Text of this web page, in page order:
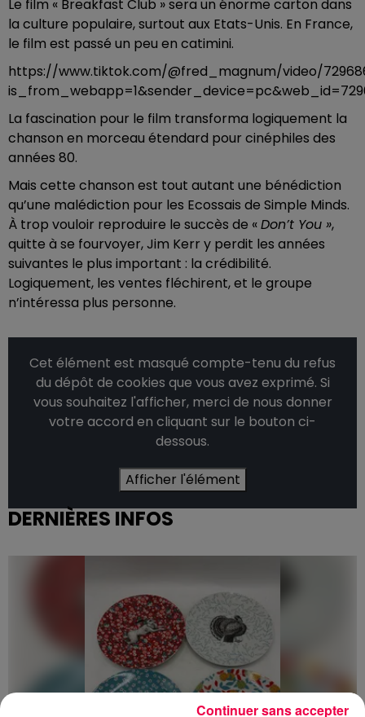
Le film « Breakfast Club » sera un énorme carton dans
la culture populaire, surtout aux Etats-Unis. En France,
le film est passé un peu en catimini.
https://www.tiktok.com/@fred_magnum/video/
La fascination pour le film transforma logiquement la
chanson en morceau étendard pour cinéphiles des
années 80.
Mais cette chanson est tout autant une bénédiction
qu’une malédiction pour les Ecossais de Simple Minds.
À trop vouloir reproduire le succès de «Don’t You »,
quitte à se fourvoyer, Jim Kerr y perdit les années
suivantes le plus important : la crédibilité.
Logiquement, les ventes fléchirent, et le groupe
n’intéressa plus personne.
Cet élément est masqué compte-tenu du refus
du dépôt de cookies que vous avez exprimé. Si
vous souhaitez l'afficher, merci de nous donner
votre accord en cliquant sur le bouton ci-
dessous.
Afficher l'élément
DERNIÈRES INFOS
Continuer sans accepter